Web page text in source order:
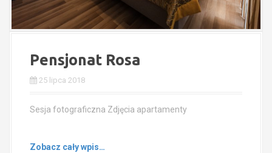
Pensjonat Rosa
25 lipca 2018
Sesja fotograficzna Zdjęcia apartamenty
Zobacz cały wpis…